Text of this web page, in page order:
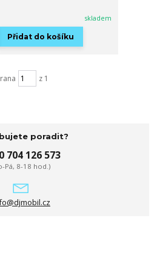
skladem
Přidat do košíku
z 1
poradit?
704 126 573
Pá, 8-18 hod.)